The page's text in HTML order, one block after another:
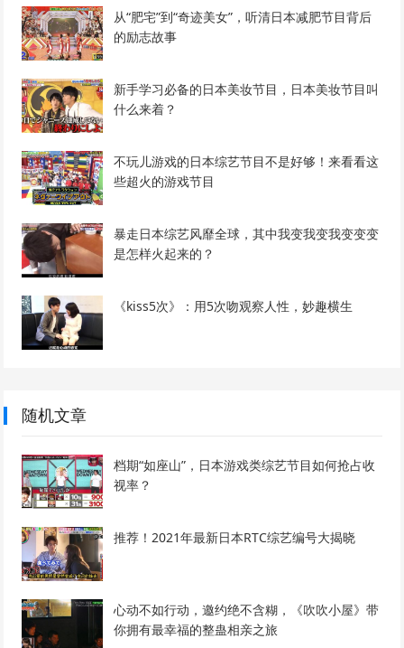
从“肥宅”到“奇迹美女”，听清日本减肥节目背后
的励志故事
新手学习必备的日本美妆节目，日本美妆节目叫
什么来着？
不玩儿游戏的日本综艺节目不是好够！来看看这
些超火的游戏节目
暴走日本综艺风靡全球，其中我变我变我变变变
是怎样火起来的？
《kiss5次》：用5次吻观察人性，妙趣横生
随机文章
档期“如座山”，日本游戏类综艺节目如何抢占收
视率？
推荐！2021年最新日本RTC综艺编号大揭晓
心动不如行动，邀约绝不含糊，《吹吹小屋》带
你拥有最幸福的整蛊相亲之旅